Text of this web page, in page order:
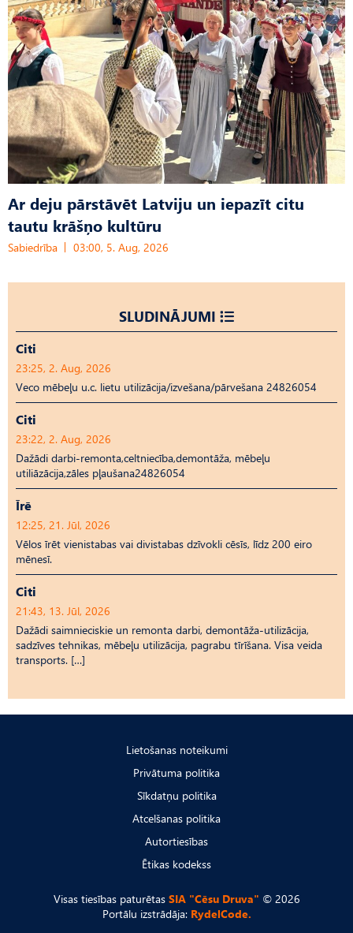
Ar deju pārstāvēt Latviju un iepazīt citu
tautu krāšņo kultūru
Sabiedrība 03:00, 5. Aug, 2026
SLUDINĀJUMI
Citi
23:25, 2. Aug, 2026
Veco mēbeļu u.c. lietu utilizācija/izvešana/pārvešana 24826054
Citi
23:22, 2. Aug, 2026
Dažādi darbi-remonta,celtniecība,demontāža, mēbeļu
utiliāzācija,zāles pļaušana24826054
Īrē
12:25, 21. Jūl, 2026
Vēlos īrēt vienistabas vai divistabas dzīvokli cēsīs, līdz 200 eiro
mēnesī.
Citi
21:43, 13. Jūl, 2026
Dažādi saimnieciskie un remonta darbi, demontāža-utilizācija,
sadzīves tehnikas, mēbeļu utilizācija, pagrabu tīrīšana. Visa veida
transports. […]
Lietošanas noteikumi
Privātuma politika
Sīkdatņu politika
Atcelšanas politika
Autortiesības
Ētikas kodekss
Visas tiesības paturētas SIA "Cēsu Druva" © 2026
Portālu izstrādāja: RydelCode.